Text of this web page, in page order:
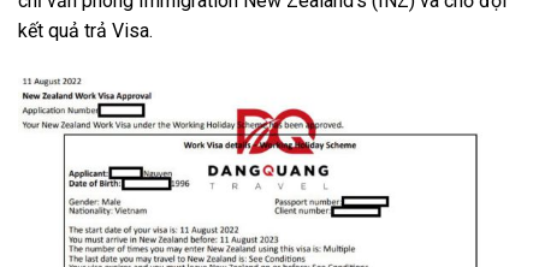
kết quả trả Visa.